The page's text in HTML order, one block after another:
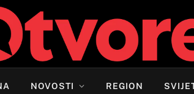
NOVOSTI REGION